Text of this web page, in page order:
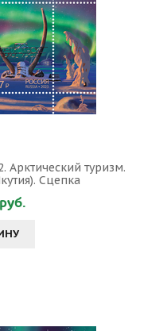
Арктический туризм.
Сцепка